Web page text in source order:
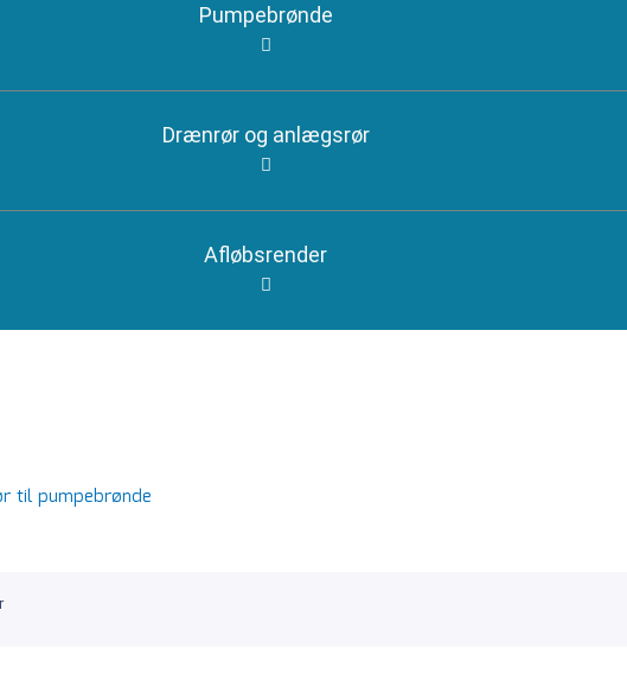
Pumpebrønde
Drænrør og anlægsrør
Afløbsrender
til pumpebrønde